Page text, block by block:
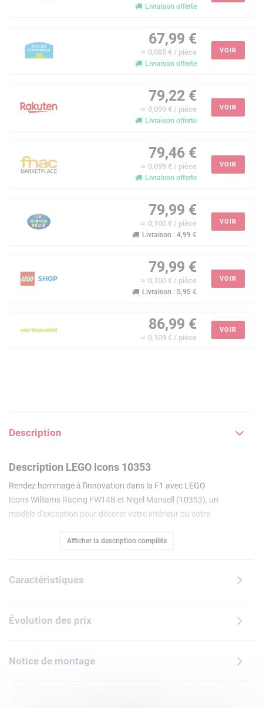
Livraison offerte
67,99 €
≃ 0,085 € / pièce
Livraison offerte
VOIR
79,22 €
≃ 0,099 € / pièce
Livraison offerte
VOIR
79,46 €
≃ 0,099 € / pièce
Livraison offerte
VOIR
79,99 €
≃ 0,100 € / pièce
Livraison : 4,99 €
VOIR
79,99 €
≃ 0,100 € / pièce
Livraison : 5,95 €
VOIR
86,99 €
≃ 0,109 € / pièce
VOIR
Description
Description LEGO Icons 10353
Rendez hommage à l'innovation dans la F1 avec LEGO
Icons Williams Racing FW14B et Nigel Mansell (10353), un
modèle d'exception pour décorer votre intérieur ou votre
Mansell vers la victoire lors du championnat du monde de
beau cadeau à offrir aux adultes passionnés de F1. La
fonctionnelle, de gros pneus lisses à l'arrière avec le logo
Goodyear et un moteur détaillé. Elle s'accompagne d'un
minifigurine de Nigel Mansell porte un casque et est dotée
d'un support façon podium avec une photo et une citation
Afficher la description complète
Caractéristiques
Évolution des prix
Notice de montage